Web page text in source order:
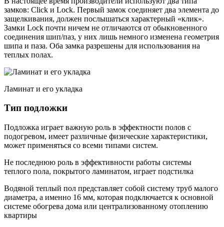
замков: Click и Lock. Первый замок соединяет два элемента до
защелкивания, должен послышаться характерный «клик».
Замки Lock почти ничем не отличаются от обыкновенного
соединения шип/паз, у них лишь немного изменена геометрия
шипа и паза. Оба замка разрешены для использования на
теплых полах.
Ламинат и его укладка
Тип подложки
Подложка играет важную роль в эффектности полов с
подогревом, имеет различные физические характеристики,
может применяться со всеми типами систем.
Не последнюю роль в эффективности работы системы
теплого пола, покрытого ламинатом, играет подстилка
Водяной теплый пол представляет собой систему труб малого
диаметра, а именно 16 мм, которая подключается к основной
системе обогрева дома или централизованному отоплению
квартиры